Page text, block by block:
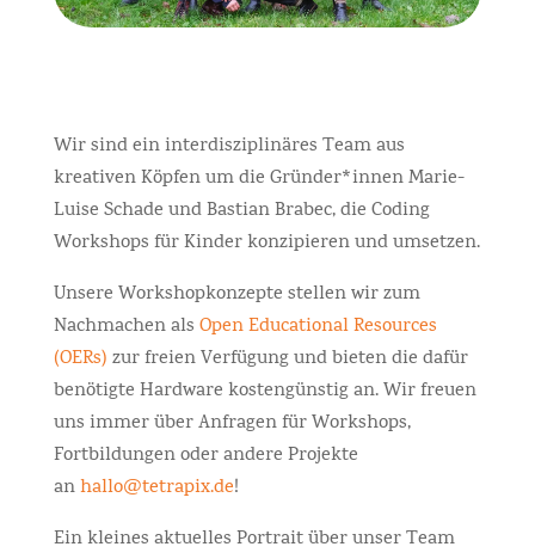
Wir sind ein interdisziplinäres Team aus
kreativen Köpfen um die Gründer*innen Marie-
Luise Schade und Bastian Brabec, die Coding
Workshops für Kinder konzipieren und umsetzen.
Unsere Workshopkonzepte stellen wir zum
Nachmachen als Open Educational Resources
(OERs) zur freien Verfügung und bieten die dafür
benötigte Hardware kostengünstig an. Wir freuen
uns immer über Anfragen für Workshops,
Fortbildungen oder andere Projekte
anhallo@tetrapix.de!
Ein kleines aktuelles Portrait über unser Team